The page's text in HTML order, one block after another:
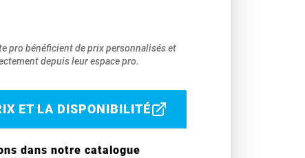
pro bénéficient de prix personnalisés et
depuis leur espace pro.
ET LA DISPONIBILITÉ
dans notre catalogue